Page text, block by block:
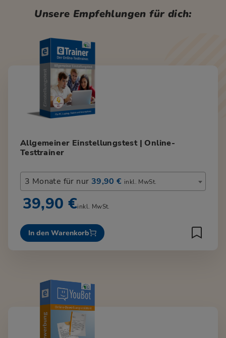
Unsere Empfehlungen für dich:
Allgemeiner Einstellungstest | Online-
Testtrainer
3 Monate für nur 39,90 € inkl. MwSt.
39,90 €inkl. MwSt.
In den Warenkorb